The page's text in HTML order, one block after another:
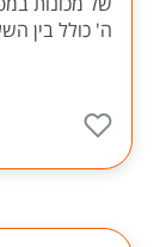
ה' כולל בין השעות